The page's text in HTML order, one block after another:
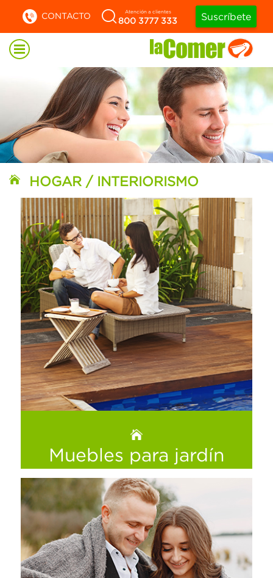
CONTACTO Atención a clientes
800 3777 333 Suscríbete
HOGAR / INTERIORISMO
Muebles para jardín